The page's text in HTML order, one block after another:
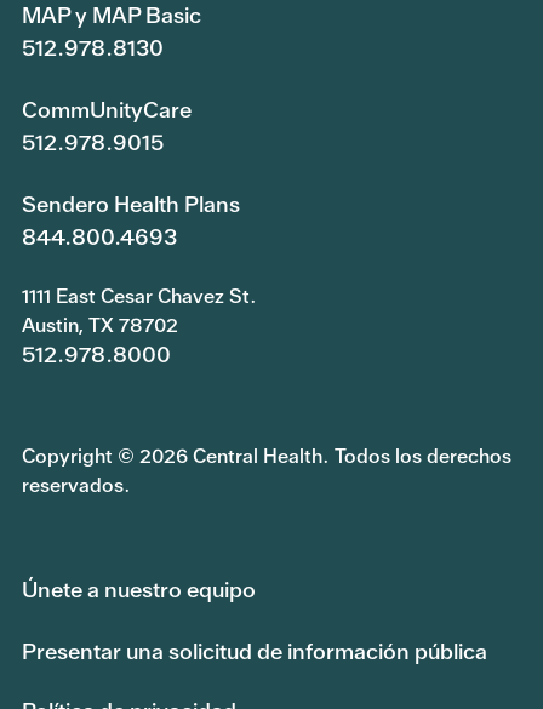
MAP y MAP Basic
512.978.8130
CommUnityCare
512.978.9015
Sendero Health Plans
844.800.4693
1111 East Cesar Chavez St.
Austin, TX 78702
512.978.8000
Copyright © 2026 Central Health. Todos los derechos
reservados.
Únete a nuestro equipo
Presentar una solicitud de información pública